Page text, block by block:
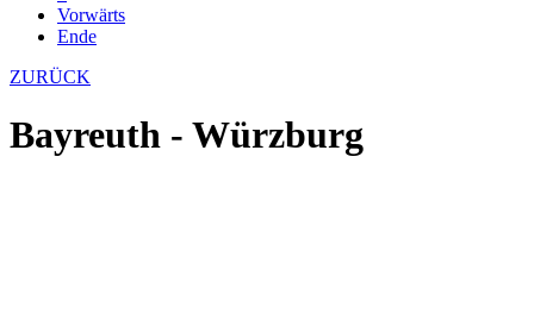
Vorwärts
Ende
ZURÜCK
Bayreuth - Würzburg